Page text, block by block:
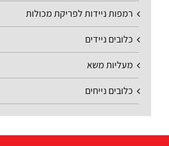
רמפות ניידות לפריקת מכולות
כלובים ניידים
מעליות משא
כלובים נייחים